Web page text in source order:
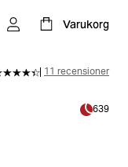
Varukorg
11 recensioner
639